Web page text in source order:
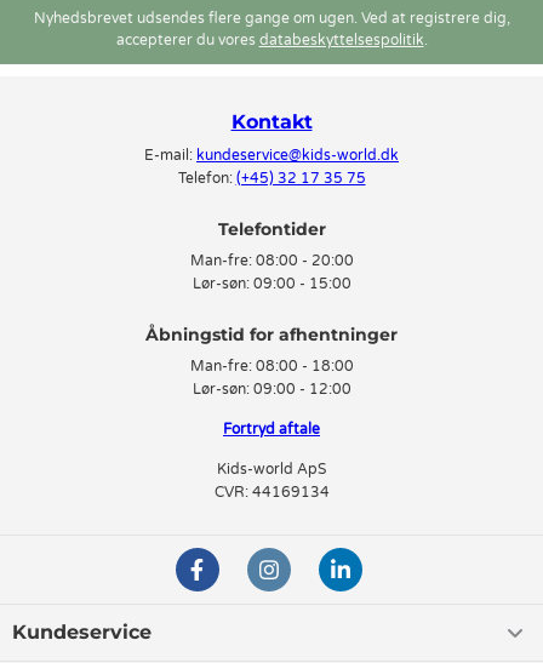
Nyhedsbrevet udsendes flere gange om ugen. Ved at registrere dig,
accepterer du vores databeskyttelsespolitik.
Kontakt
E-mail: kundeservice@kids-world.dk
Telefon: (+45) 32 17 35 75
Telefontider
Man-fre: 08:00 - 20:00
Lør-søn: 09:00 - 15:00
Man-fre: 08:00 - 18:00
Lør-søn: 09:00 - 12:00
Fortryd aftale
Kids-world ApS
CVR: 44169134
Kundeservice